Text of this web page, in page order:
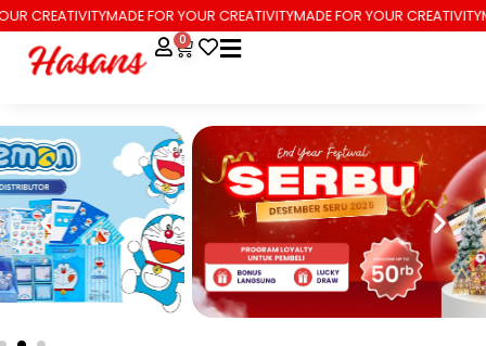
CREATIVITYMADE FOR YOUR CREATIVITYMADE FOR YOUR CREATIVITY
0